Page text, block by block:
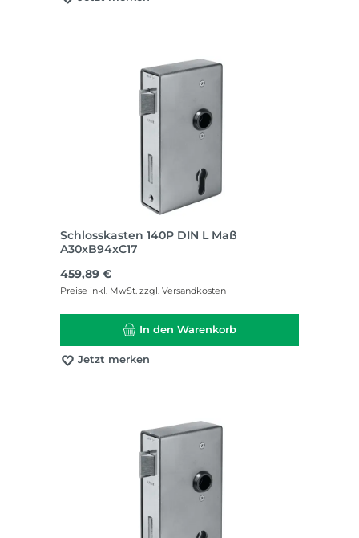
Schlosskasten 140P DIN L Maß
A30xB94xC17
Regulärer Preis:
459,89 €
Preise inkl. MwSt. zzgl. Versandkosten
In den Warenkorb
Jetzt merken